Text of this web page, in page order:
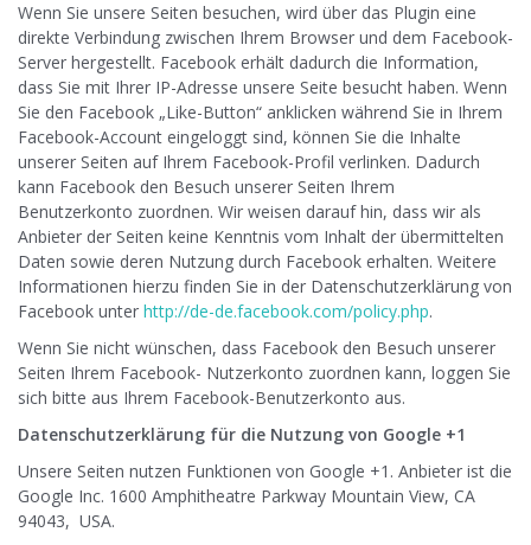
Wenn Sie unsere Seiten besuchen, wird über das Plugin eine
direkte Verbindung zwischen Ihrem Browser und dem Facebook-
Server hergestellt. Facebook erhält dadurch die Information,
dass Sie mit Ihrer IP-Adresse unsere Seite besucht haben. Wenn
Sie den Facebook „Like-Button“ anklicken während Sie in Ihrem
Facebook-Account eingeloggt sind, können Sie die Inhalte
unserer Seiten auf Ihrem Facebook-Profil verlinken. Dadurch
kann Facebook den Besuch unserer Seiten Ihrem
Benutzerkonto zuordnen. Wir weisen darauf hin, dass wir als
Anbieter der Seiten keine Kenntnis vom Inhalt der übermittelten
Daten sowie deren Nutzung durch Facebook erhalten. Weitere
Informationen hierzu finden Sie in der Datenschutzerklärung von
Facebook unter http://de-de.facebook.com/policy.php.
Wenn Sie nicht wünschen, dass Facebook den Besuch unserer
Seiten Ihrem Facebook- Nutzerkonto zuordnen kann, loggen Sie
sich bitte aus Ihrem Facebook-Benutzerkonto aus.
Datenschutzerklärung für die Nutzung von Google +1
Unsere Seiten nutzen Funktionen von Google +1. Anbieter ist die
Google Inc. 1600 Amphitheatre Parkway Mountain View, CA
94043, USA.